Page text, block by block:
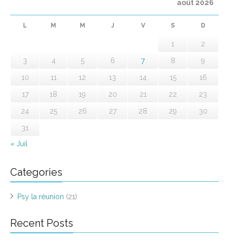
août 2026
L M M J V S D
1 2
3 4 5 6 7 8 9
10 11 12 13 14 15 16
17 18 19 20 21 22 23
24 25 26 27 28 29 30
31
« Juil
Categories
Psy la réunion (21)
Recent Posts